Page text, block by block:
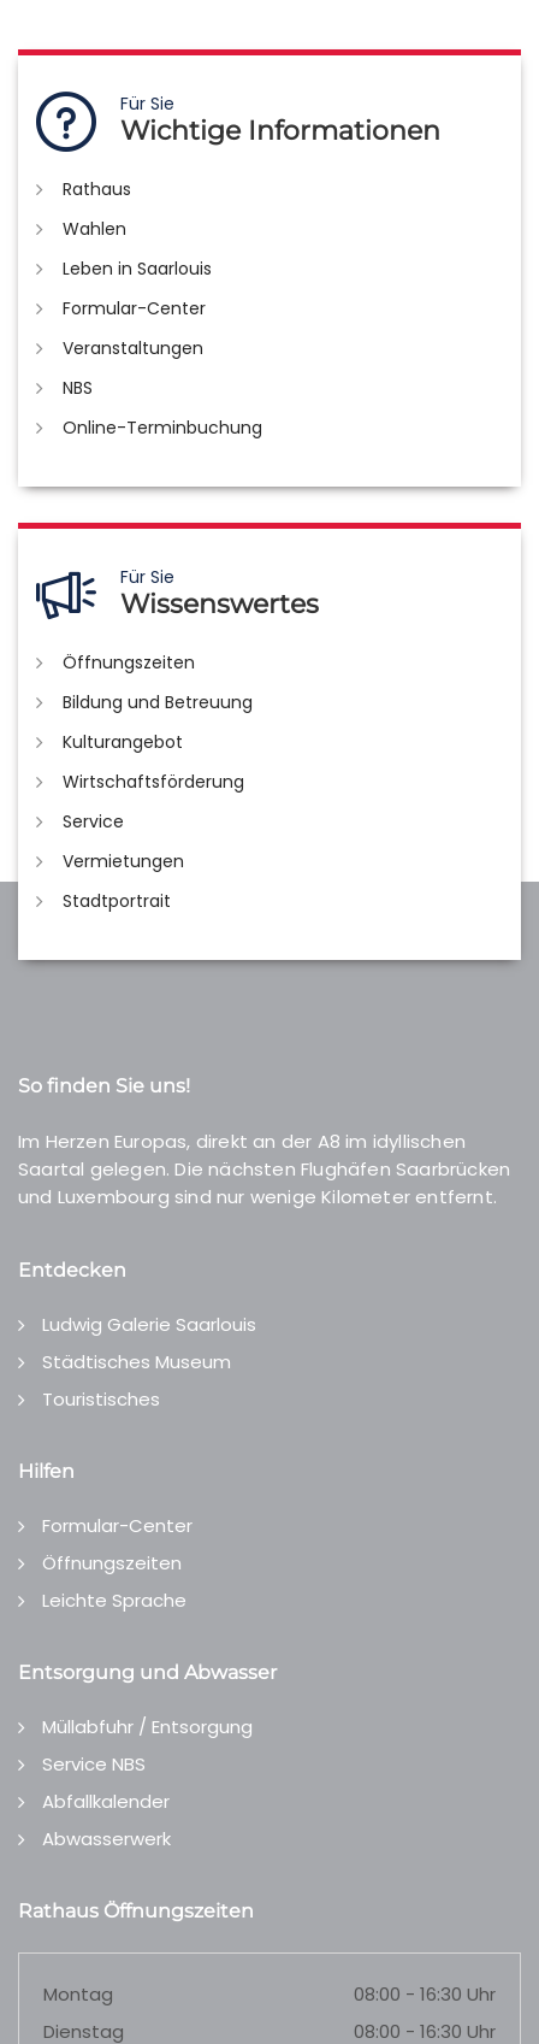
Für Sie
Wichtige Informationen
Rathaus
Wahlen
Leben in Saarlouis
Formular-Center
Veranstaltungen
NBS
Online-Terminbuchung
Für Sie
Wissenswertes
Öffnungszeiten
Bildung und Betreuung
Kulturangebot
Wirtschaftsförderung
Service
Vermietungen
Stadtportrait
So finden Sie uns!
Im Herzen Europas, direkt an der A8 im idyllischen
Saartal gelegen. Die nächsten Flughäfen Saarbrücken
und Luxembourg sind nur wenige Kilometer entfernt.
Entdecken
Ludwig Galerie Saarlouis
Städtisches Museum
Touristisches
Hilfen
Formular-Center
Öffnungszeiten
Leichte Sprache
Entsorgung und Abwasser
Müllabfuhr / Entsorgung
Service NBS
Abfallkalender
Abwasserwerk
Rathaus Öffnungszeiten
Montag
08:00 - 16:30 Uhr
Dienstag
08:00 - 16:30 Uhr